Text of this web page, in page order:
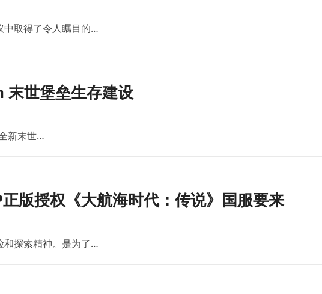
中取得了令人瞩目的…
末世堡垒生存建设
新末世…
版授权《大航海时代：传说》国服要来
和探索精神。是为了…